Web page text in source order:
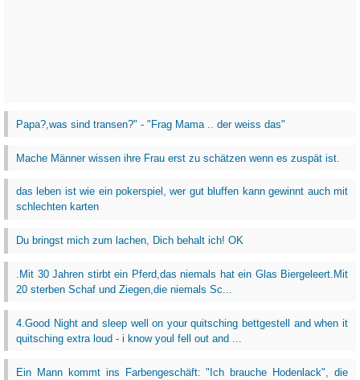
Papa?,was sind transen?" - "Frag Mama .. der weiss das"
Mache Männer wissen ihre Frau erst zu schätzen wenn es zuspät ist.
das leben ist wie ein pokerspiel, wer gut bluffen kann gewinnt auch mit
schlechten karten
Du bringst mich zum lachen, Dich behalt ich! OK
.Mit 30 Jahren stirbt ein Pferd,das niemals hat ein Glas Biergeleert.Mit
20 sterben Schaf und Ziegen,die niemals Sc...
4.Good Night and sleep well on your quitsching bettgestell and when it
quitsching extra loud - i know youl fell out and ...
Ein Mann kommt ins Farbengeschäft: "Ich brauche Hodenlack", die